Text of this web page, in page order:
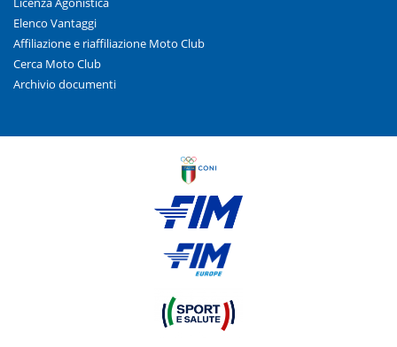
Elenco Vantaggi
Affiliazione e riaffiliazione Moto Club
Cerca Moto Club
Archivio documenti